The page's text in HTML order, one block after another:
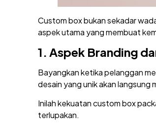
Custom box bukan sekadar
aspek utama yang membuat
1.Aspek Branding
Bayangkan ketika pelanggan
desain yang unik akan langsung
Inilah kekuatan custom box
terlupakan.